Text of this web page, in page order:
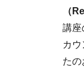
（
講座
カ
たの